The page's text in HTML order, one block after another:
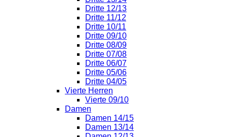
Dritte 12/13
Dritte 11/12
Dritte 10/11
Dritte 09/10
Dritte 08/09
Dritte 07/08
Dritte 06/07
Dritte 05/06
Dritte 04/05
Vierte Herren
Vierte 09/10
Damen
Damen 14/15
Damen 13/14